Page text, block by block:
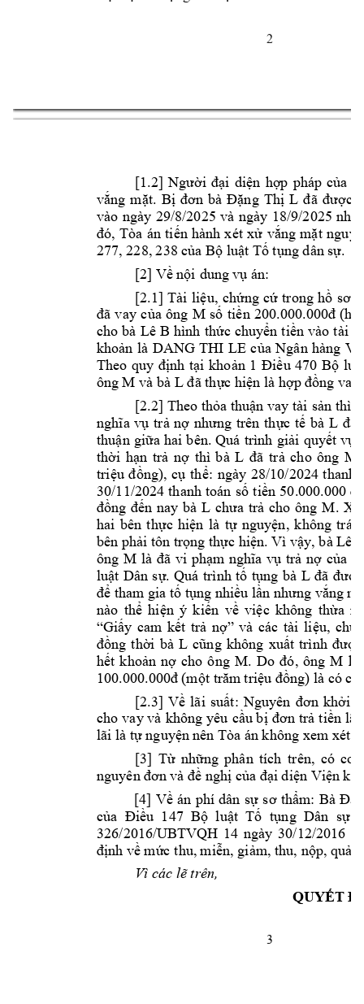


      
         
      
        
         
    
       
        
         
       
        
           
       
          
        
           
      
     
         
        
         
          
          
        
        
        
        
         
      
      
          
         
       
        
        
        
   
        
Vì các lẽ trên,
QUYẾT